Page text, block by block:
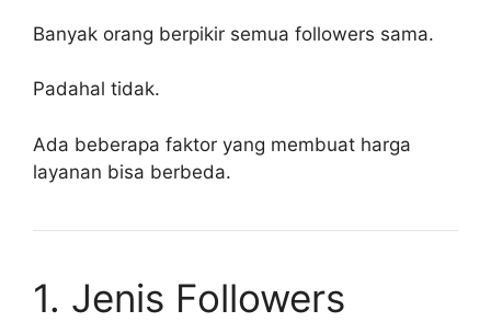
Banyak orang berpikir semua followers sama.
Padahal tidak.
Ada beberapa faktor yang membuat harga
layanan bisa berbeda.
1. Jenis Followers